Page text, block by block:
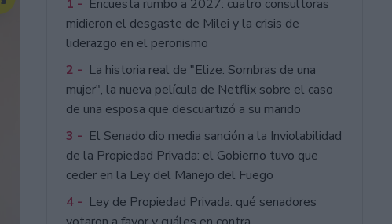
1 - Encuesta rumbo a 2027: cuatro consultoras
midieron el desgaste de Milei y la crisis de
liderazgo en el peronismo
2 - La historia real de "Elize: Sombras de una
mujer", la nueva película de Netflix sobre el caso
de una esposa que descuartizó a su marido
3 - El Senado dio media sanción a la Inviolabilidad
de la Propiedad Privada: el Gobierno tuvo que
ceder en la Ley del Manejo del Fuego
4 - Ley de Propiedad Privada: qué senadores